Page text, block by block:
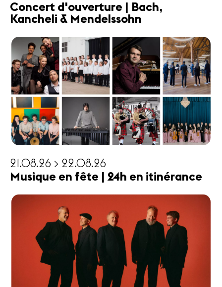
Concert d'ouverture | Bach,
Kancheli & Mendelssohn
21.08.26 > 22.08.26
Musique en fête | 24h en itinérance